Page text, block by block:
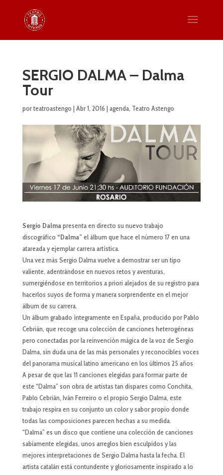
SERGIO DALMA – Dalma
Tour
porteatroastengo | Abr 1, 2016 | agenda, Teatro Astengo
Sergio Dalmapresenta en directo su nuevo trabajo
discográfico “Dalma” el álbum que hace el número 17 en una
atareada y ejemplar carrera artística.
Una vez más Sergio Dalma vuelve a demostrar ser un tipo
valiente, adentrándose en nuevos retos y aventuras,
sumergiéndose en territorios a priori alejados de su registro para
hacerlos suyos de forma y manera sorprendente en el mejor
álbum de su carrera.
Un álbum grabado íntegramente en España, producido por Pablo
Cebrián, que recoge una colección de canciones heterogéneas
pero conectadas por la reinvención mágica de la voz de Sergio
Dalma, sin duda una de las más personales y reconocibles voces
del panorama musical latino americano en los últimos 25 años
A pesar de que las 11 canciones elegidas para formar parte de
este “Dalma” son obra de artistas tan dispares como Conchita,
Pablo Cebrián, Iván Ferreiro o el propio Sergio Dalma, este
trabajo respira en su conjunto un color y sabor propio donde
todas las composiciones parecen hechas a su medida.
“Dalma” es un disco que contiene una colección de canciones
sabiamente elegidas, unos arreglos bien esculpidos y las
mejores interpretaciones de Sergio Dalma hasta la fecha. El
artista catalán está contundente y gloriosamente inspirado a lo